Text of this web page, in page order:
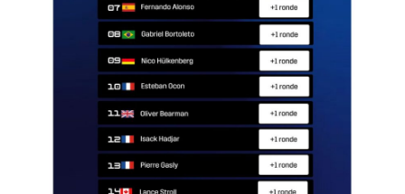
Kwalificatie
za 19:00 - 20:00
zo 17:00 - 19:00